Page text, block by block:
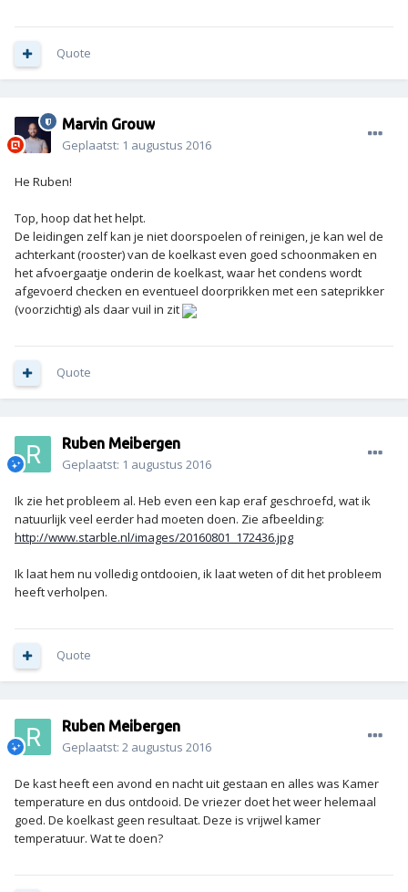
Quote
Marvin Grouw
Geplaatst: 1 augustus 2016
He Ruben!
Top, hoop dat het helpt.
De leidingen zelf kan je niet doorspoelen of reinigen, je kan wel de
achterkant (rooster) van de koelkast even goed schoonmaken en
het afvoergaatje onderin de koelkast, waar het condens wordt
afgevoerd checken en eventueel doorprikken met een sateprikker
(voorzichtig) als daar vuil in zit
Quote
Ruben Meibergen
Geplaatst: 1 augustus 2016
Ik zie het probleem al. Heb even een kap eraf geschroefd, wat ik
natuurlijk veel eerder had moeten doen. Zie afbeelding:
http://www.starble.nl/images/20160801_172436.jpg
Ik laat hem nu volledig ontdooien, ik laat weten of dit het probleem
heeft verholpen.
Quote
Ruben Meibergen
Geplaatst: 2 augustus 2016
De kast heeft een avond en nacht uit gestaan en alles was Kamer
temperature en dus ontdooid. De vriezer doet het weer helemaal
goed. De koelkast geen resultaat. Deze is vrijwel kamer
temperatuur. Wat te doen?